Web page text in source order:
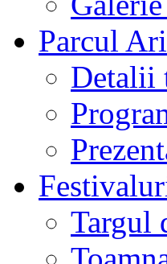
Parcul
Detalii
Targul